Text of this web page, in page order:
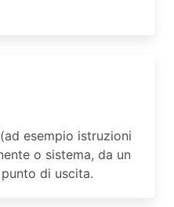
esempio istruzioni
o sistema, da un
di uscita.